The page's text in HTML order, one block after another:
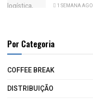
1 SEMANA AGO
Por Categoria
COFFEE BREAK
DISTRIBUIÇÃO